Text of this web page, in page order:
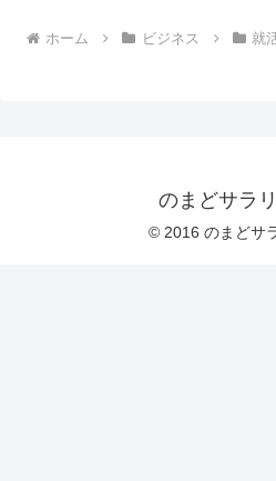
ホーム ビジネス 就
のまどサラ
© 2016 のまどサ